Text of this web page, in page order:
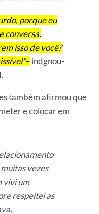
porque eu
conversa.
isso de você?
–indgnou-
também afirmou que
e colocar em
vezes
vivi um
respeitei as